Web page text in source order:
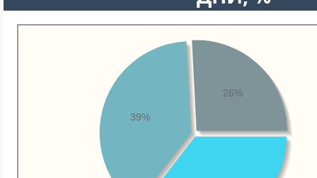
39%
26%